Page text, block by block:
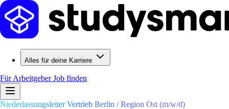
Alles für deine Karriere
Für ArbeitgeberJob finden
Niederlassungsleiter Vertrieb Berlin / Region Ost (m/w/d)